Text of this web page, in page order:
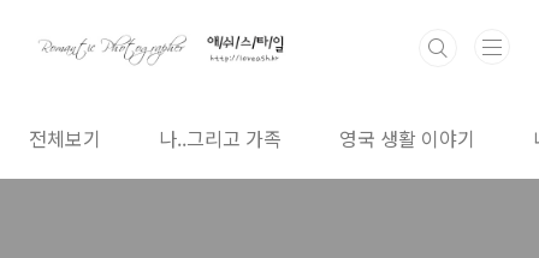
전체보기 나..그리고 가족 영국 생활 이야기